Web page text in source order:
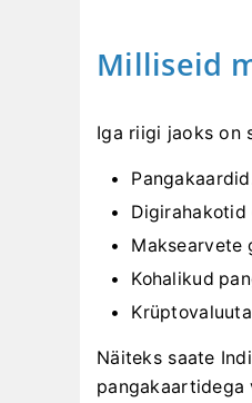
Milliseid
Iga riigi jaoks on
Digirahakotid
Maksearvete
Kohalikud
Näiteks saate
pangakaartidega